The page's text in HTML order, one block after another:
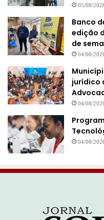
05/08/
Banco
edição
de
04/08/
jurídico
04/08/
04/08/